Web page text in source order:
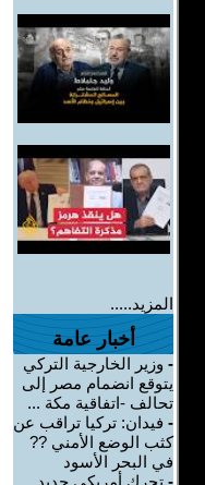
المزيد.....
أخبار عامة
- وزير الخارجية التركي
يتوقع انضمام مصر إلى
تحالف -اتفاقية مكة ...
- فيدان: تركيا تراقب عن
كثب الوضع الأمني ??
في البحر الأسود
- تحرك أمريكي جديد